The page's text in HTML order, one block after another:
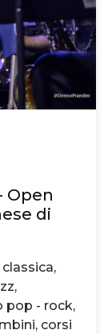
Open
di
classica,
pop - rock,
corsi